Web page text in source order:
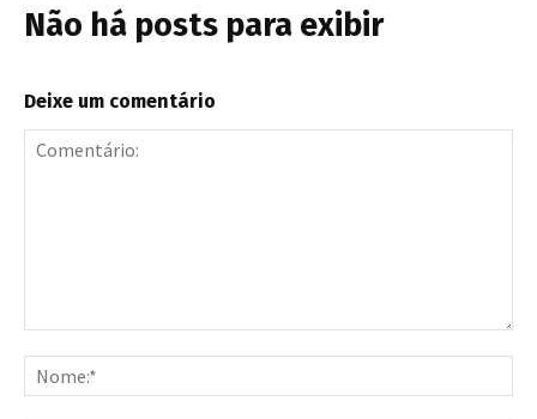
Não há posts para exibir
Deixe um comentário